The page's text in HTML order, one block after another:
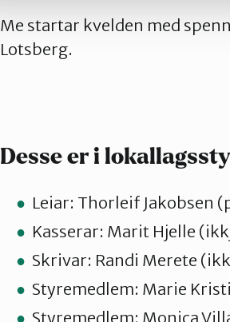
Me startar kvelden med
Lotsberg.
Desse er i
Leiar: Thorleif Jakobsen
Kasserar: Marit Hjelle
Skrivar: Randi Merete
Styremedlem: Marie
Styremedlem: Monica